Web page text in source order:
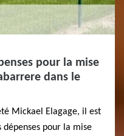
pour la mise
dans le
Mickael Elagage, il est
pour la mise